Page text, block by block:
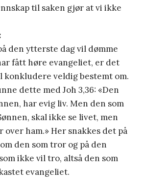
til saken gjør at vi ikke
den ytterste dag vil dømme
fått høre evangeliet, er det
konkludere veldig bestemt om.
dette med Joh 3,36: «Den
har evig liv. Men den som
skal ikke se livet, men
over ham.» Her snakkes det på
den som tror og på den
ikke vil tro, altså den som
evangeliet.